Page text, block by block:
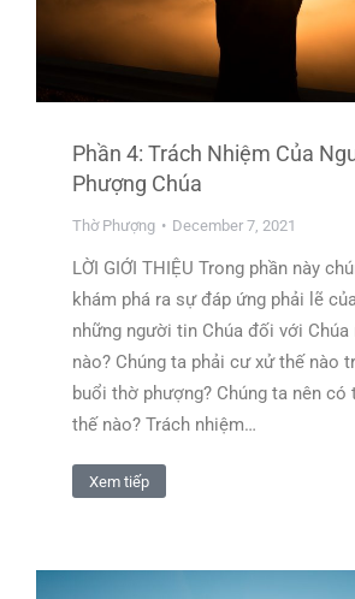
Phần 4: Trách Nhiệm Của
Phượng Chúa
Thờ Phượng December 7, 2021
LỜI GIỚI THIỆU Trong phần này
khám phá ra sự đáp ứng phải lẽ
những người tin Chúa đối với Chúa
nào? Chúng ta phải cư xử thế nào
buổi thờ phượng? Chúng ta nên có
thế nào? Trách nhiệm…
Xem tiếp